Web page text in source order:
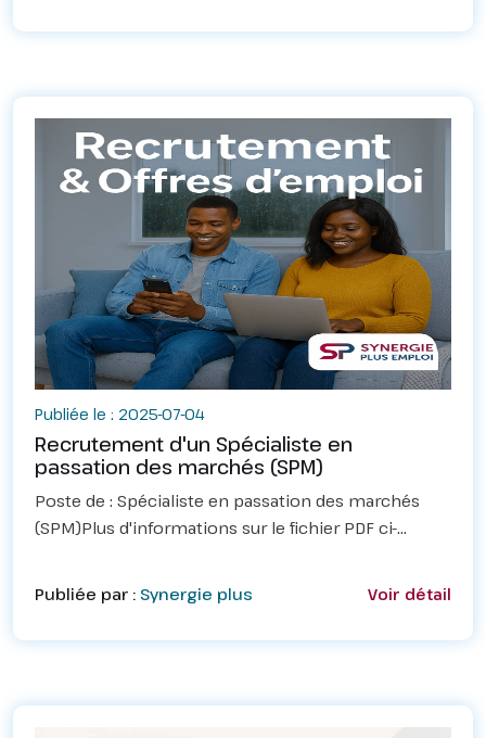
Publiée le : 2025-07-04
Recrutement d'un Spécialiste en
passation des marchés (SPM)
Poste de : Spécialiste en passation des marchés
(SPM)Plus d'informations sur le fichier PDF ci-
Publiée par : Synergie plus Voir détail